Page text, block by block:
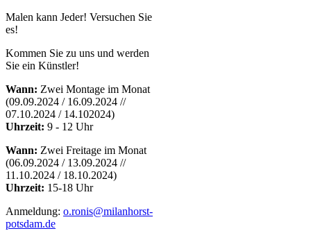
Malen kann Jeder! Versuchen Sie
es!
Kommen Sie zu uns und werden
Sie ein Künstler!
Wann: Zwei Montage im Monat
(09.09.2024 / 16.09.2024 //
07.10.2024 / 14.102024)
Uhrzeit: 9 - 12 Uhr
Wann: Zwei Freitage im Monat
(06.09.2024 / 13.09.2024 //
11.10.2024 / 18.10.2024)
Uhrzeit: 15-18 Uhr
Anmeldung: o.ronis@milanhorst-
potsdam.de